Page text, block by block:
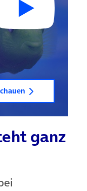
ganz